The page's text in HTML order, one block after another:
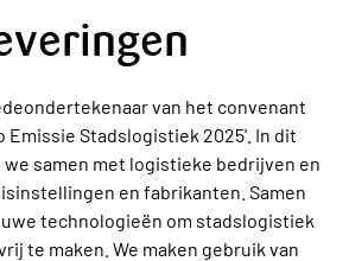
van het convenant
Emissie Stadslogistiek 2025'. In dit
samen met logistieke bedrijven en
en fabrikanten. Samen
technologieën om stadslogistiek
te maken. We maken gebruik van